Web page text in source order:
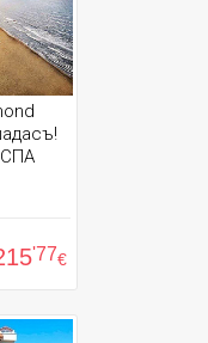
СПА
'77€